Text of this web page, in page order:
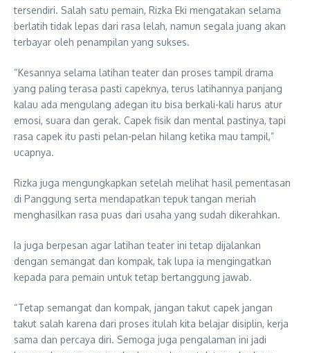
tersendiri. Salah satu pemain, Rizka Eki mengatakan selama
berlatih tidak lepas dari rasa lelah, namun segala juang akan
terbayar oleh penampilan yang sukses.
“Kesannya selama latihan teater dan proses tampil drama
yang paling terasa pasti capeknya, terus latihannya panjang
kalau ada mengulang adegan itu bisa berkali-kali harus atur
emosi, suara dan gerak. Capek fisik dan mental pastinya, tapi
rasa capek itu pasti pelan-pelan hilang ketika mau tampil,”
ucapnya.
Rizka juga mengungkapkan setelah melihat hasil pementasan
di Panggung serta mendapatkan tepuk tangan meriah
menghasilkan rasa puas dari usaha yang sudah dikerahkan.
Ia juga berpesan agar latihan teater ini tetap dijalankan
dengan semangat dan kompak, tak lupa ia mengingatkan
kepada para pemain untuk tetap bertanggung jawab.
“Tetap semangat dan kompak, jangan takut capek jangan
takut salah karena dari proses itulah kita belajar disiplin, kerja
sama dan percaya diri. Semoga juga pengalaman ini jadi